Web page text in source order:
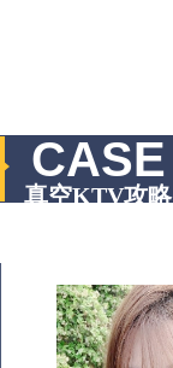
CASE
真空KTV攻略